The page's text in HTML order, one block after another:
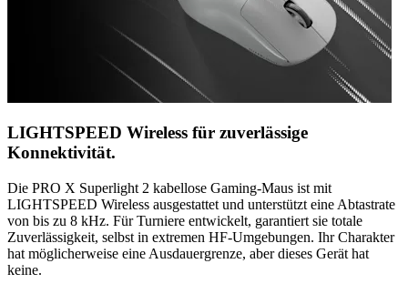
LIGHTSPEED Wireless für zuverlässige
Konnektivität.
Die PRO X Superlight 2 kabellose Gaming-Maus ist mit
LIGHTSPEED Wireless ausgestattet und unterstützt eine Abtastrate
von bis zu 8 kHz. Für Turniere entwickelt, garantiert sie totale
Zuverlässigkeit, selbst in extremen HF-Umgebungen. Ihr Charakter
hat möglicherweise eine Ausdauergrenze, aber dieses Gerät hat
keine.